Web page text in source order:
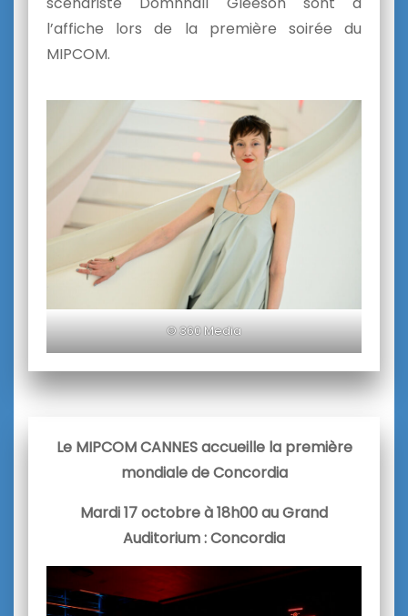
l’affiche lors de la première soirée du
MIPCOM.
© 360 Media
Le MIPCOM CANNES accueille la première
mondiale de Concordia
Mardi 17 octobre à 18h00 au Grand
Auditorium : Concordia